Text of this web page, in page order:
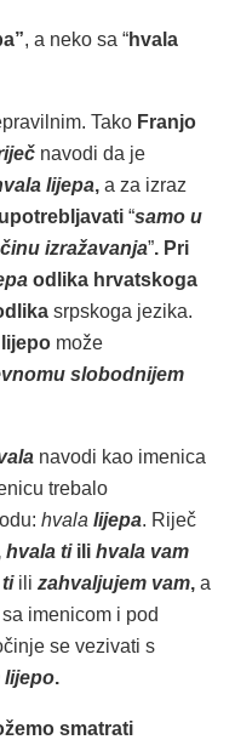
, a neko sa “hvala
Tako Franjo
navodi da je
lijepa, a za izraz
“samo u
izražavanja”. Pri
odlika hrvatskoga
srpskoga jezika.
može
slobodnijem
navodi kao imenica
trebalo
hvala lijepa. Riječ
hvala tiili hvala vam
ili zahvaljujem vam, a
imenicom i pod
se vezivati s
lijepo.
smatrati